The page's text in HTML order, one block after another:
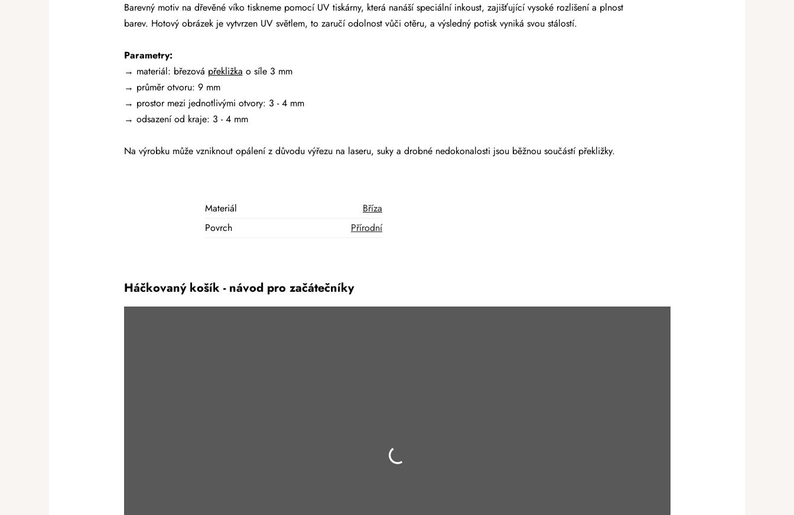
Barevný motiv na dřevěné víko tiskneme pomocí UV tiskárny, která nanáší speciální inkoust, zajišťujícívysoké rozlišení a plnost
barev. Hotový obrázek je vytvrzen UV světlem, to zaručí odolnostvůči otěru, a výsledný potisk vyniká svou stálostí.
Parametry:
→ materiál: březová překližka o síle 3 mm
→ průměr otvoru: 9 mm
→ prostor mezi jednotlivými otvory: 3 - 4 mm
→ odsazení od kraje: 3 - 4 mm
Na výrobku může vzniknout opálení z důvodu výřezu na laseru, suky a drobné nedokonalosti jsou běžnou součástí překližky.
Materiál
Bříza
Povrch
Přírodní
Háčkovaný košík - návod pro začátečníky